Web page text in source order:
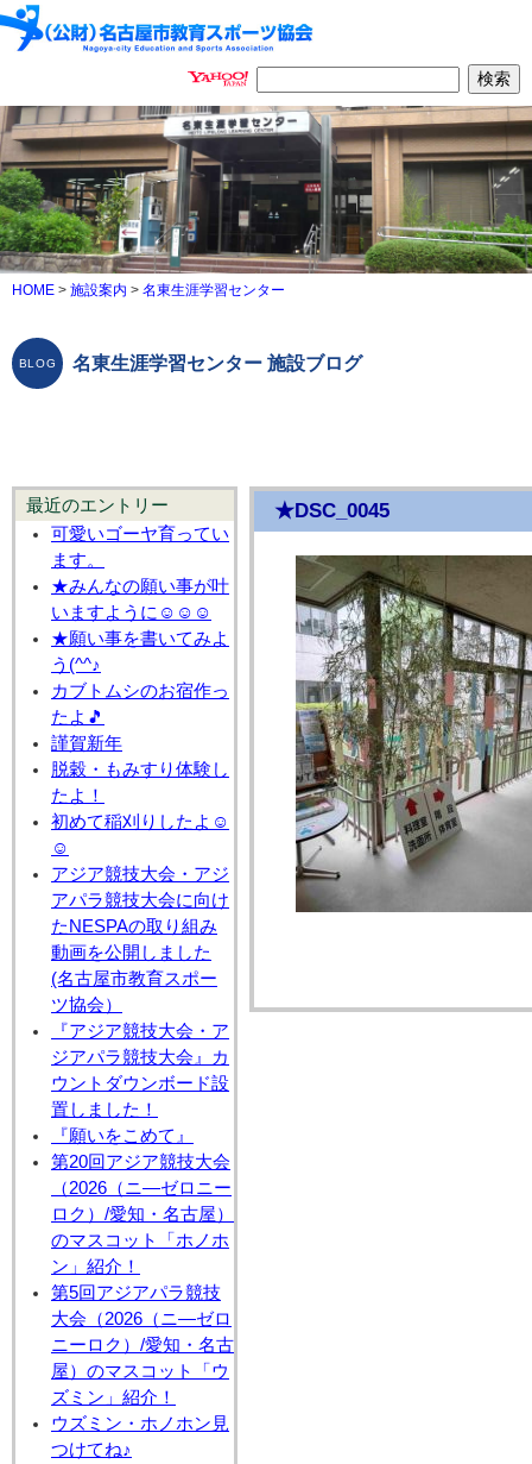
HOME > 施設案内 > 名東生涯学習センター
名東生涯学習センター 施設ブログ
最近のエントリー
可愛いゴーヤ育ってい
ます。
★みんなの願い事が叶
いますように☺☺☺
★願い事を書いてみよ
う(^^♪
カブトムシのお宿作っ
たよ🎵
謹賀新年
脱穀・もみすり体験し
たよ！
初めて稲刈りしたよ☺
☺
アジア競技大会・アジ
アパラ競技大会に向け
たNESPAの取り組み
動画を公開しました
(名古屋市教育スポー
ツ協会）
『アジア競技大会・ア
ジアパラ競技大会』カ
ウントダウンボード設
置しました！
『願いをこめて』
第20回アジア競技大会
（2026（ニ―ゼロニー
ロク）/愛知・名古屋）
のマスコット「ホノホ
ン」紹介！
第5回アジアパラ競技
大会（2026（ニ―ゼロ
ニーロク）/愛知・名古
屋）のマスコット「ウ
ズミン」紹介！
ウズミン・ホノホン見
つけてね♪
★DSC_0045